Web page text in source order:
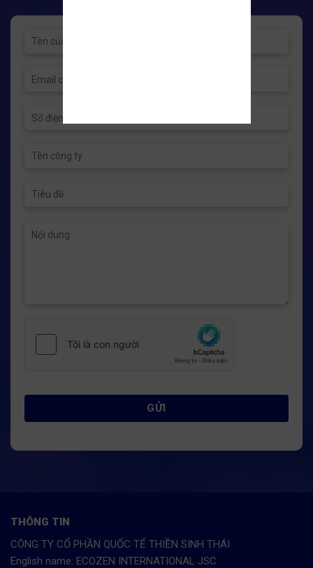
Lắp đặt
THÔNG TIN
CÔNG TY CỔ PHẦN QUỐC TẾ THIỀN SINH THÁI
English name: ECOZEN INTERNATIONAL JSC